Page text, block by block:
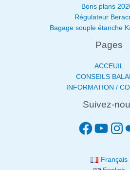
Bons plans
Régulateur
Bagage souple étanche
Pages
ACCEUIL
CONSEILS
INFORMATION /
Suivez-
Français